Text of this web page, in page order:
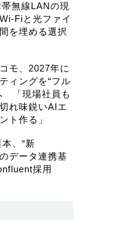
無線LANの現
Fiと光ファイ
を埋める選択
モ、2027年に
ィングを“フル
「現場社員も
れ味鋭いAIエ
ト作る」
、“新
データ連携基
採用